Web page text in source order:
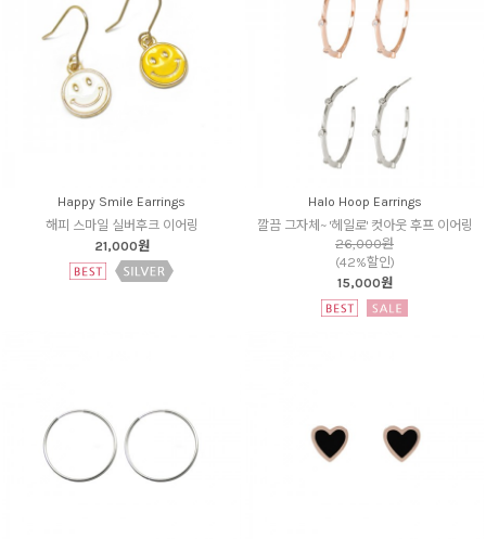
Happy Smile Earrings
해피 스마일 실버후크 이어링
21,000원
Halo Hoop Earrings
깔끔 그자체~ '헤일로' 컷아웃 후프 이어링
26,000원
(42%할인)
15,000원